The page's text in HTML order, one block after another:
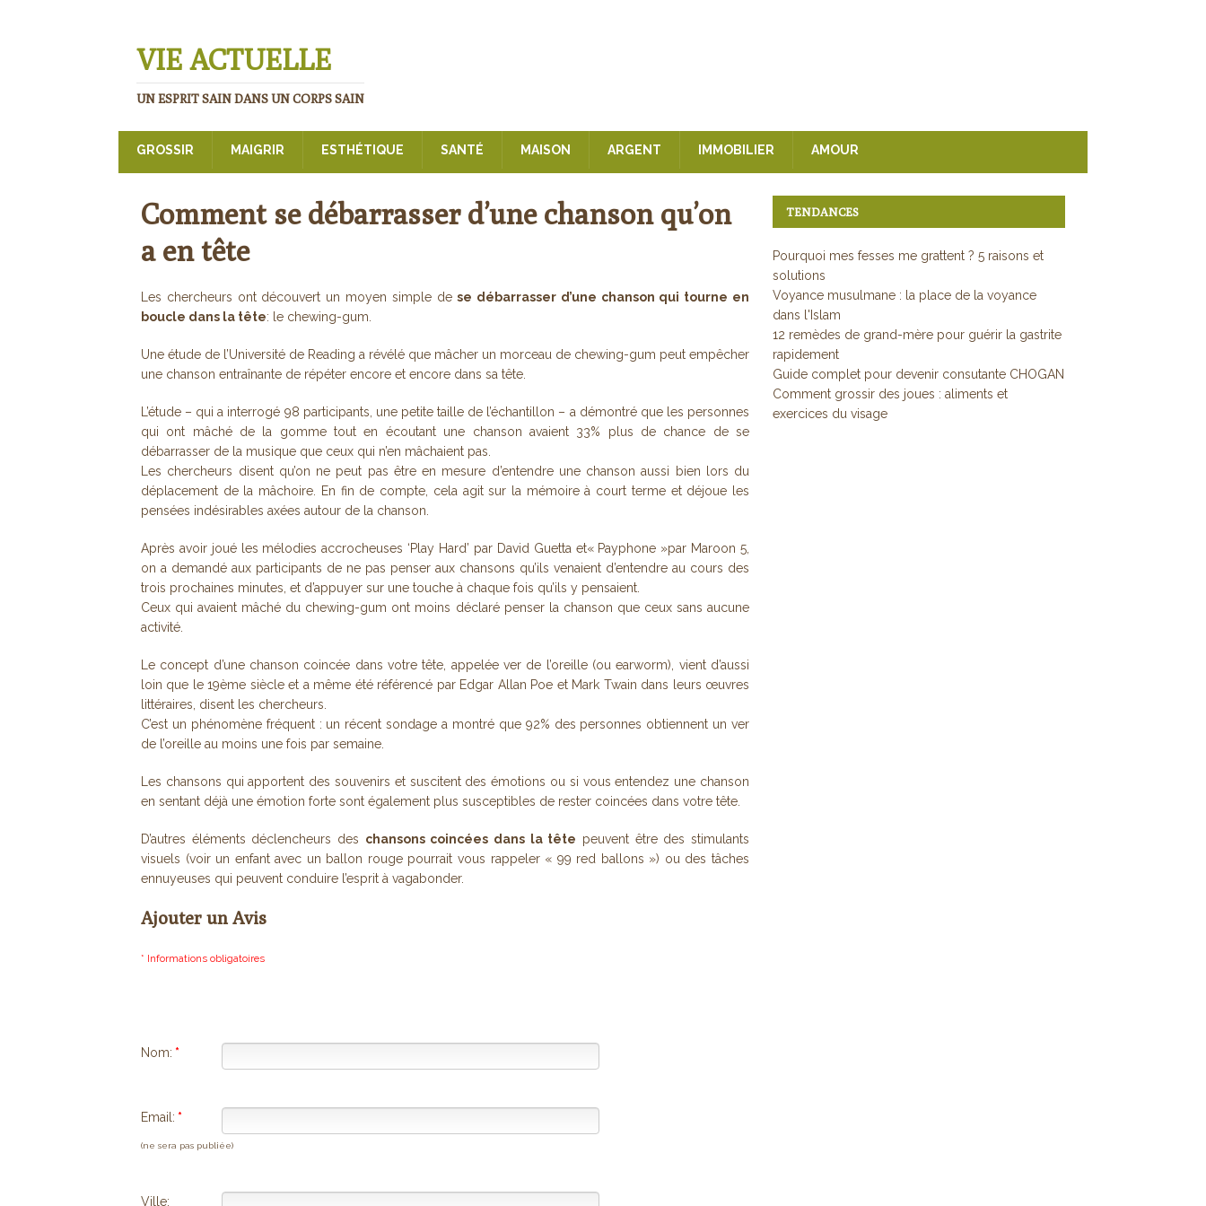
VIE ACTUELLE
UN ESPRIT SAIN DANS UN CORPS SAIN
GROSSIR MAIGRIR ESTHÉTIQUE SANTÉ MAISON ARGENT IMMOBILIER AMOUR
Comment se débarrasser d’une chanson qu’on
a en tête
Les chercheurs ont découvert un moyen simple dese débarrasser d’une chanson qui tourne en
boucle dans la tête: le chewing-gum.
Une étude de l’Université de Reading a révélé que mâcher un morceau de chewing-gum peut empêcher
une chanson entraînante de répéter encore et encore dans sa tête.
L’étude – qui a interrogé 98 participants, une petite taille de l’échantillon – a démontré que les personnes
qui ont mâché de la gomme tout en écoutant une chanson avaient 33% plus de chance de se
débarrasser de la musique que ceux qui n’en mâchaient pas.
Les chercheurs disent qu’on ne peut pas être en mesure d’entendre une chanson aussi bien lors du
déplacement de la mâchoire. En fin de compte, cela agit sur la mémoire à court terme et déjoue les
pensées indésirables axées autour de la chanson.
Après avoir joué les mélodies accrocheuses ‘Play Hard’ par David Guetta et« Payphone »par Maroon 5,
on a demandé aux participants de ne pas penser aux chansons qu’ils venaient d’entendre au cours des
trois prochaines minutes, et d’appuyer sur une touche à chaque fois qu’ils y pensaient.
Ceux qui avaient mâché du chewing-gum ont moins déclaré penser la chanson que ceux sans aucune
activité.
Le concept d’une chanson coincée dans votre tête, appelée ver de l’oreille (ou earworm), vient d’aussi
loin que le 19ème siècle et a même été référencé par Edgar Allan Poe et Mark Twain dans leurs œuvres
littéraires, disent les chercheurs.
C’est un phénomène fréquent : un récent sondage a montré que 92% des personnes obtiennent un ver
de l’oreille au moins une fois par semaine.
Les chansons qui apportent des souvenirs et suscitent des émotions ou si vous entendez une chanson
en sentant déjà une émotion forte sont également plus susceptibles de rester coincées dans votre tête.
D’autres éléments déclencheurs des chansons coincées dans la tête peuvent être des stimulants
visuels (voir un enfant avec un ballon rouge pourrait vous rappeler « 99 red ballons ») ou des tâches
ennuyeuses qui peuvent conduire l’esprit à vagabonder.
Ajouter un Avis
* Informations obligatoires
Nom: *
Email: *
(ne sera pas publiée)
Ville:
TENDANCES
Pourquoi mes fesses me grattent ? 5 raisons et
solutions
Voyance musulmane : la place de la voyance
dans l'Islam
12 remèdes de grand-mère pour guérir la gastrite
rapidement
Guide complet pour devenir consutante CHOGAN
Comment grossir des joues : aliments et
exercices du visage